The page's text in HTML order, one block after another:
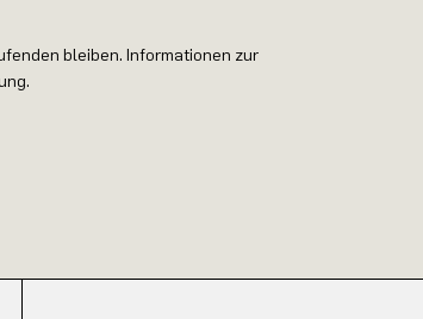
bleiben. Informationen zur